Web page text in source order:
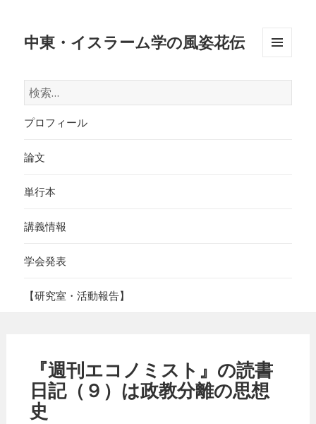
中東・イスラーム学の風姿花伝
検
索:
プロフィール
論文
単行本
講義情報
学会発表
【研究室・活動報告】
『週刊エコノミスト』の読書
日記（９）は政教分離の思想
史